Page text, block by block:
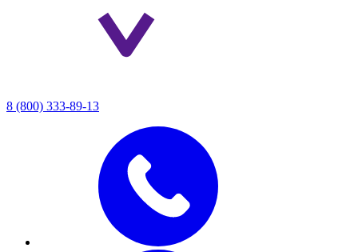
8 (800) 333-89-13